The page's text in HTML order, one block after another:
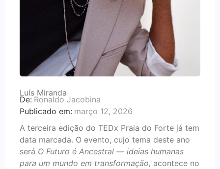
Luís Miranda
De: Ronaldo Jacobina
Publicado em: março 12, 2026
A terceira edição do TEDx Praia do Forte já tem
data marcada. O evento, cujo tema deste ano
será O Futuro é Ancestral — ideias humanas
para um mundo em transformação, acontece no